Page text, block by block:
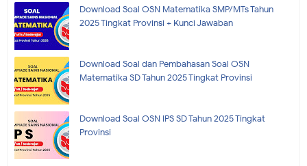
Download Soal OSN Matematika SMP/MTs Tahun
2025 Tingkat Provinsi + Kunci Jawaban
Download Soal dan Pembahasan Soal OSN
Matematika SD Tahun 2025 Tingkat Provinsi
Download Soal OSN IPS SD Tahun 2025 Tingkat
Provinsi